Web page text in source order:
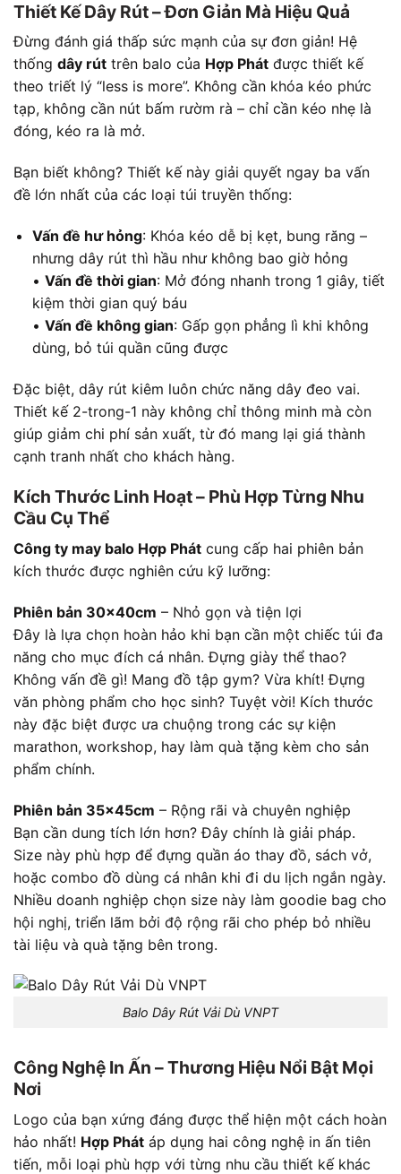
Thiết Kế Dây Rút – Đơn Giản Mà Hiệu Quả
Đừng đánh giá thấp sức mạnh của sự đơn giản! Hệ
thống dây rút trên balo của Hợp Phát được thiết kế
theo triết lý “less is more”. Không cần khóa kéo phức
tạp, không cần nút bấm rườm rà – chỉ cần kéo nhẹ là
đóng, kéo ra là mở.
Bạn biết không? Thiết kế này giải quyết ngay ba vấn
đề lớn nhất của các loại túi truyền thống:
Vấn đề hư hỏng: Khóa kéo dễ bị kẹt, bung răng –
nhưng dây rút thì hầu như không bao giờ hỏng
• Vấn đề thời gian: Mở đóng nhanh trong 1 giây, tiết
kiệm thời gian quý báu
• Vấn đề không gian: Gấp gọn phẳng lì khi không
dùng, bỏ túi quần cũng được
Đặc biệt, dây rút kiêm luôn chức năng dây đeo vai.
Thiết kế 2-trong-1 này không chỉ thông minh mà còn
giúp giảm chi phí sản xuất, từ đó mang lại giá thành
cạnh tranh nhất cho khách hàng.
Kích Thước Linh Hoạt – Phù Hợp Từng Nhu
Cầu Cụ Thể
Công ty may balo Hợp Phát cung cấp hai phiên bản
kích thước được nghiên cứu kỹ lưỡng:
Phiên bản 30x40cm – Nhỏ gọn và tiện lợi
Đây là lựa chọn hoàn hảo khi bạn cần một chiếc túi đa
năng cho mục đích cá nhân. Đựng giày thể thao?
Không vấn đề gì! Mang đồ tập gym? Vừa khít! Đựng
văn phòng phẩm cho học sinh? Tuyệt vời! Kích thước
này đặc biệt được ưa chuộng trong các sự kiện
marathon, workshop, hay làm quà tặng kèm cho sản
phẩm chính.
Phiên bản 35x45cm – Rộng rãi và chuyên nghiệp
Bạn cần dung tích lớn hơn? Đây chính là giải pháp.
Size này phù hợp để đựng quần áo thay đồ, sách vở,
hoặc combo đồ dùng cá nhân khi đi du lịch ngắn ngày.
Nhiều doanh nghiệp chọn size này làm goodie bag cho
hội nghị, triển lãm bởi độ rộng rãi cho phép bỏ nhiều
tài liệu và quà tặng bên trong.
Balo Dây Rút Vải Dù VNPT
Công Nghệ In Ấn – Thương Hiệu Nổi Bật Mọi
Nơi
Logo của bạn xứng đáng được thể hiện một cách hoàn
hảo nhất! Hợp Phát áp dụng hai công nghệ in ấn tiên
tiến, mỗi loại phù hợp với từng nhu cầu thiết kế khác